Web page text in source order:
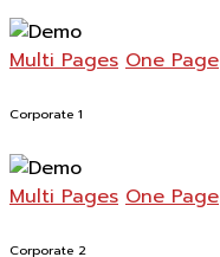
Multi Pages One Page
Corporate 1
Multi Pages One Page
Corporate 2